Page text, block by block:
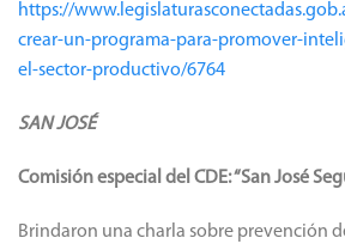
https://
crear-un-programa-para-promover-
el-sector-productivo/6764
SAN JOSÉ
Comisión especial del CDE: “San José
Brindaron una charla sobre prevención